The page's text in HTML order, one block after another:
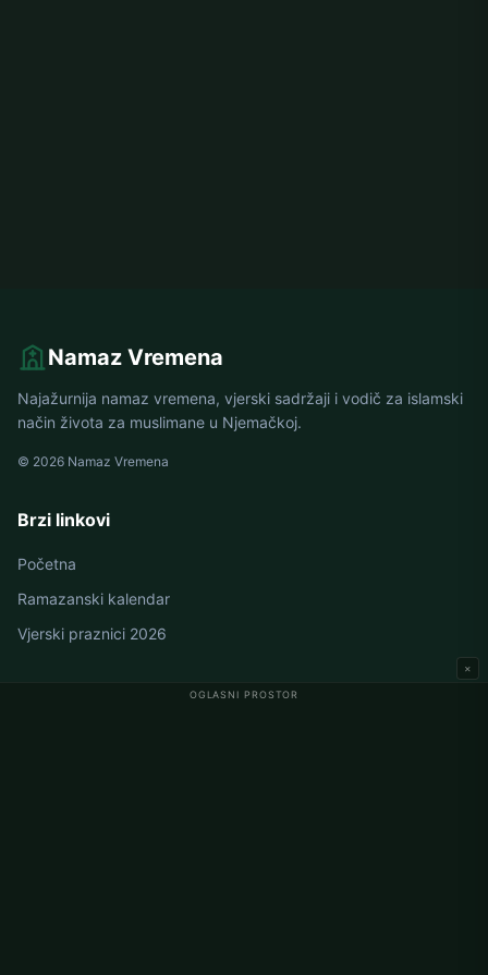
OGLASNI PROSTOR
×
Namaz Vremena
Najažurnija namaz vremena, vjerski sadržaji i vodič za islamski
način života za muslimane u Njemačkoj.
© 2026 Namaz Vremena
Brzi linkovi
Početna
Ramazanski kalendar
Vjerski praznici 2026
Namaz vremena u Njemačkoj